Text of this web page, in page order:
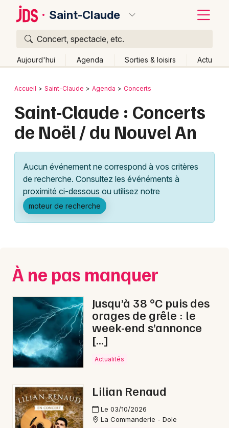
Saint-Claude
Concert, spectacle, etc.
Aujourd'hui Agenda Sorties & loisirs Actu
Publier un événement
Grands événements
Activité & Expérience
Manifestations
Foires & salons
Concerts
Sports
Soirées
Sorties famille
Sorties & loisirs
Concerts de Noël dans le Jura
Bordeaux
Colmar
Lille
Lyon
Marseille
Mulhouse
Nice
Paris
Strasbourg
Toulouse
Toutes les villes
Retour
Accueil Saint-Claude Agenda Concerts
Saint-Claude : Concerts
de Noël / du Nouvel An
Aucun événement ne correspond à vos critères
de recherche. Consultez les événéments à
proximité ci-dessous ou utilisez notre
moteur de recherche
À ne pas manquer
Jusqu’à 38 °C puis des
orages de grêle : le
week-end s’annonce
[…]
Actualités
Lilian Renaud
Le 03/10/2026
La Commanderie - Dole
Quoi ?
Où ?
Partout
Près de moi Changer de lieu
Quand ?
Effacer les dates
Aujourd'hui
Demain Ce week-end Autre